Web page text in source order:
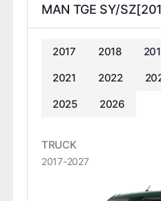
MAN TGE SY/
2017 2018
2021
2022
2025
2026
TRUCK
2017-2027